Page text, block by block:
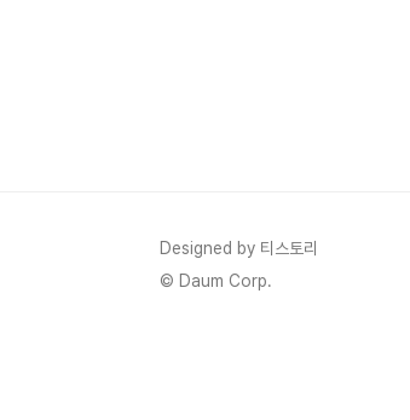
Designed by 티스토리
© Daum Corp.